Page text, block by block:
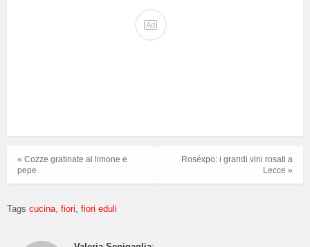
Ad
Roséxpo: i grandi vini rosati a
Lecce »
« Cozze gratinate al limone e
pepe
Tags cucina fiori fiori eduli